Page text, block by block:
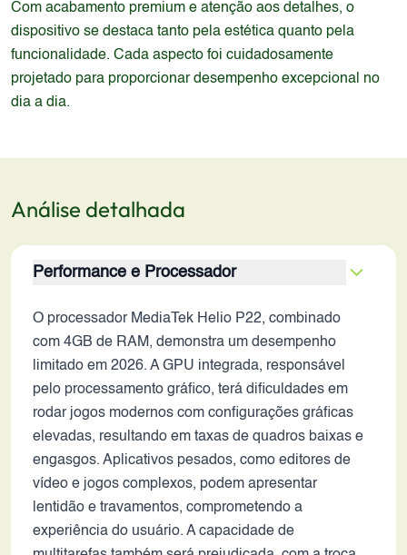
Com acabamento premium e atenção aos detalhes, o
dispositivo se destaca tanto pela estética quanto pela
funcionalidade. Cada aspecto foi cuidadosamente
projetado para proporcionar desempenho excepcional no
dia a dia.
Análise detalhada
Performance e Processador
O processador MediaTek Helio P22, combinado
com 4GB de RAM, demonstra um desempenho
limitado em 2026. A GPU integrada, responsável
pelo processamento gráfico, terá dificuldades em
rodar jogos modernos com configurações gráficas
elevadas, resultando em taxas de quadros baixas e
engasgos. Aplicativos pesados, como editores de
vídeo e jogos complexos, podem apresentar
lentidão e travamentos, comprometendo a
experiência do usuário. A capacidade de